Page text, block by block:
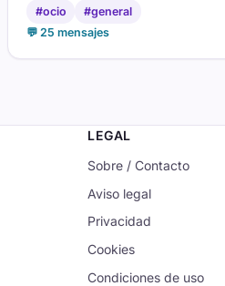
poco, conocer gente variada y
entrar en la conversación que más
#ocio
#general
💬 25 mensajes
LEGAL
Sobre / Contacto
Aviso legal
Privacidad
Cookies
Condiciones de uso